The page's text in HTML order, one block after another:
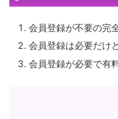
会員登録が不要の完
会員登録は必要だけ
会員登録が必要で有